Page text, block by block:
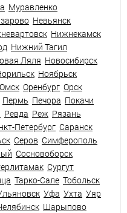
Муравленко
Невьянск
Нижнекамск
Нижний Тагил
Ляля Новосибирск
Ноябрьск
Омск Оренбург Орск
Пермь Печора Покачи
Ревда Реж Рязань
Петербург Саранск
Серов Симферополь
Сосновоборск
Сургут
Тарко-Сале Тобольск
Уфа Ухта Уяр
Шарыпово